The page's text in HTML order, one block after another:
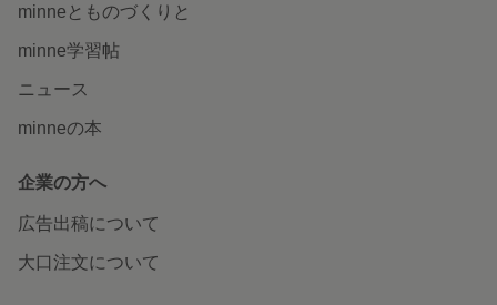
minneとものづくりと
minne学習帖
ニュース
minneの本
企業の方へ
広告出稿について
大口注文について